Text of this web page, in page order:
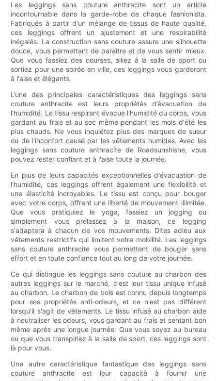
Les leggings sans couture anthracite sont un article
incontournable dans la garde-robe de chaque fashionista.
Fabriqués à partir d'un mélange de tissus de haute qualité,
ces leggings offrent un ajustement et une respirabilité
inégalés. La construction sans couture assure une silhouette
douce, vous permettant de paraître et de vous sentir mieux.
Que vous fassiez des courses, alliez à la salle de sport ou
sortiez pour une soirée en ville, ces leggings vous garderont
à l'aise et élégants.
L’une des principales caractéristiques des leggings sans
couture anthracite est leurs propriétés d’évacuation de
l’humidité. Le tissu respirant évacue l'humidité du corps, vous
gardant au frais et au sec même pendant les mois d'été les
plus chauds. Ne vous inquiétez plus des marques de sueur
ou de l'inconfort causé par les vêtements humides. Avec les
leggings sans couture anthracite de Roadsunshisne, vous
pouvez rester confiant et à l'aise toute la journée.
En plus de leurs capacités exceptionnelles d'évacuation de
l'humidité, ces leggings offrent également une flexibilité et
une élasticité incroyables. Le tissu est conçu pour bouger
avec votre corps, offrant une liberté de mouvement illimitée.
Que vous pratiquiez le yoga, fassiez un jogging ou
simplement vous prélassez à la maison, ce legging
s'adaptera à chacun de vos mouvements. Dites adieu aux
vêtements restrictifs qui limitent votre mobilité. Les leggings
sans couture anthracite vous permettent de bouger sans
effort et en toute confiance tout au long de votre journée.
Ce qui distingue les leggings sans couture au charbon des
autres leggings sur le marché, c'est leur tissu unique infusé
au charbon. Le charbon de bois est connu depuis longtemps
pour ses propriétés anti-odeurs, et ce n'est pas différent
lorsqu'il s'agit de vêtements. Le tissu infusé au charbon aide
à neutraliser les odeurs, vous gardant au frais et sentant bon
même après une longue journée. Que vous soyez au bureau
ou que vous transpiriez à la salle de sport, ces leggings sont
là pour vous.
Une autre caractéristique fantastique des leggings sans
couture anthracite est leur capacité à fournir une